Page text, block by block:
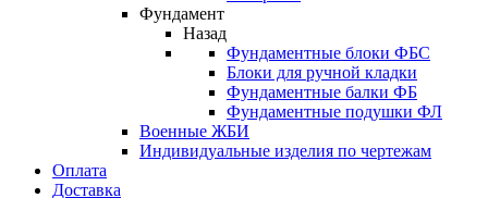
Фундамент
Назад
Фундаментные блоки ФБС
Блоки для ручной кладки
Фундаментные балки ФБ
Фундаментные подушки ФЛ
Военные ЖБИ
Индивидуальные изделия по чертежам
Оплата
Доставка